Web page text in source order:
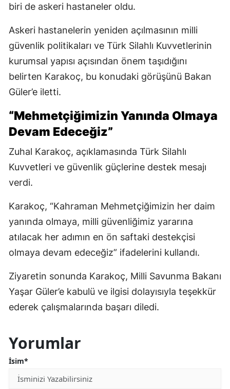
biri de askeri hastaneler oldu.
Askeri hastanelerin yeniden açılmasının milli
güvenlik politikaları ve Türk Silahlı Kuvvetlerinin
kurumsal yapısı açısından önem taşıdığını
belirten Karakoç, bu konudaki görüşünü Bakan
Güler’e iletti.
“Mehmetçiğimizin Yanında Olmaya
Devam Edeceğiz”
Zuhal Karakoç, açıklamasında Türk Silahlı
Kuvvetleri ve güvenlik güçlerine destek mesajı
verdi.
Karakoç, “Kahraman Mehmetçiğimizin her daim
yanında olmaya, milli güvenliğimiz yararına
atılacak her adımın en ön saftaki destekçisi
olmaya devam edeceğiz” ifadelerini kullandı.
Ziyaretin sonunda Karakoç, Milli Savunma Bakanı
Yaşar Güler’e kabulü ve ilgisi dolayısıyla teşekkür
ederek çalışmalarında başarı diledi.
Yorumlar
İsim*